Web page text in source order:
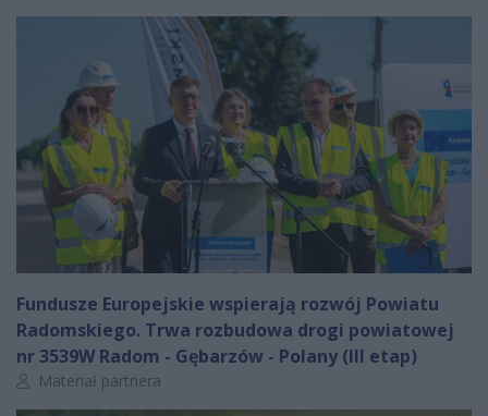
Fundusze Europejskie wspierają rozwój Powiatu
Radomskiego. Trwa rozbudowa drogi powiatowej
nr 3539W Radom - Gębarzów - Polany (III etap)
Autor artykułu:
Materiał partnera